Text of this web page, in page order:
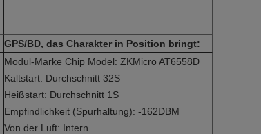
GPS/BD, das Charakter in Position bringt:
Modul-Marke Chip Model: ZKMicro AT6558D
Kaltstart: Durchschnitt 32S
Heißstart: Durchschnitt 1S
Empfindlichkeit (Spurhaltung): -162DBM
Von der Luft: Intern